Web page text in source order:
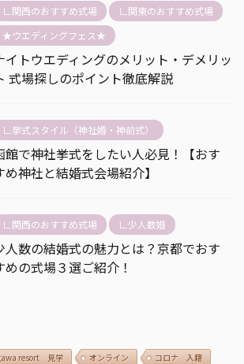
∟関西のおすすめ式場
∟関東のおすすめ式場
★ウエディングフェス★
イトウエディングのメリット・デメリッ
式場探しのポイント徹底解説
∟挙式スタイル（神社婚・神前式）
館で神社挙式をしたい人必見！【おす
め神社と結婚式会場紹介】
∟関西のおすすめ式場 ∟少人数婚
人数の結婚式の魅力とは？京都でおす
めの式場３選ご紹介！
resort 見学 オンライン
コロナ 入籍